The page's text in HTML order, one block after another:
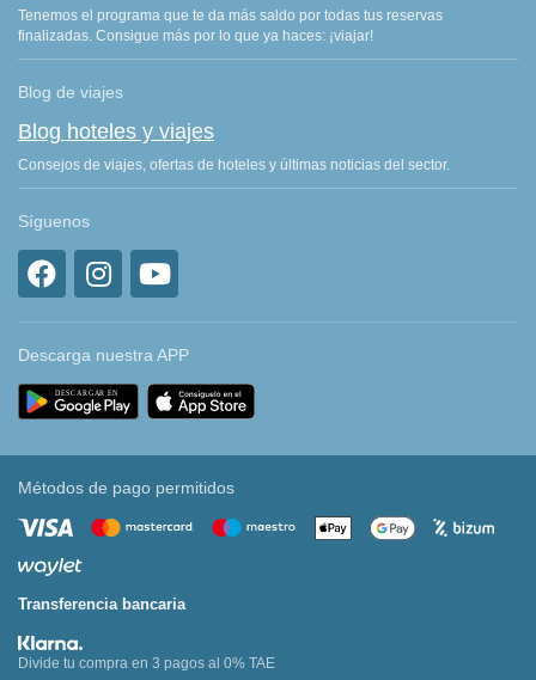
Tenemos el programa que te da más saldo por todas tus reservas
finalizadas. Consigue más por lo que ya haces: ¡viajar!
Blog de viajes
Blog hoteles y viajes
Consejos de viajes, ofertas de hoteles y últimas noticias del sector.
Síguenos
Descarga nuestra APP
Métodos de pago permitidos
Transferencia bancaria
Divide tu compra en 3 pagos al 0% TAE